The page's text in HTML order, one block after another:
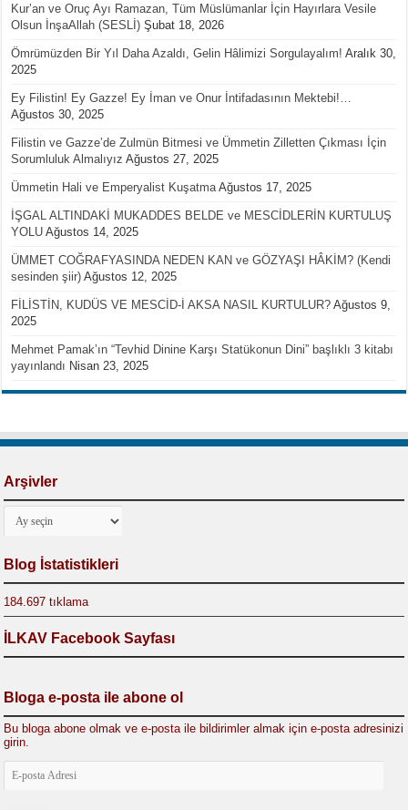
Kur’an ve Oruç Ayı Ramazan, Tüm Müslümanlar İçin Hayırlara Vesile
Olsun İnşaAllah (SESLİ) Şubat 18, 2026
Ömrümüzden Bir Yıl Daha Azaldı, Gelin Hâlimizi Sorgulayalım! Aralık 30,
2025
Ey Filistin! Ey Gazze! Ey İman ve Onur İntifadasının Mektebi!…
Ağustos 30, 2025
Filistin ve Gazze’de Zulmün Bitmesi ve Ümmetin Zilletten Çıkması İçin
Sorumluluk Almalıyız Ağustos 27, 2025
Ümmetin Hali ve Emperyalist Kuşatma Ağustos 17, 2025
İŞGAL ALTINDAKİ MUKADDES BELDE ve MESCİDLERİN KURTULUŞ
YOLU Ağustos 14, 2025
ÜMMET COĞRAFYASINDA NEDEN KAN ve GÖZYAŞI HÂKİM? (Kendi
sesinden şiir) Ağustos 12, 2025
FİLİSTİN, KUDÜS VE MESCİD-İ AKSA NASIL KURTULUR? Ağustos 9,
2025
Mehmet Pamak’ın “Tevhid Dinine Karşı Statükonun Dini” başlıklı 3 kitabı
yayınlandı Nisan 23, 2025
Arşivler
Arşivler
Blog İstatistikleri
184.697 tıklama
İLKAV Facebook Sayfası
Bloga e-posta ile abone ol
Bu bloga abone olmak ve e-posta ile bildirimler almak için e-posta adresinizi
girin.
E-
posta